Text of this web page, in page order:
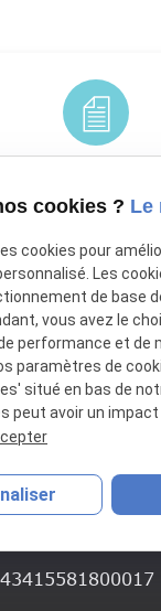
demande un
43415581800017
cookies ? Le
cookies pour
Les
de base
vous avez le
performance et de
paramètres de
situé en bas de
peut avoir un